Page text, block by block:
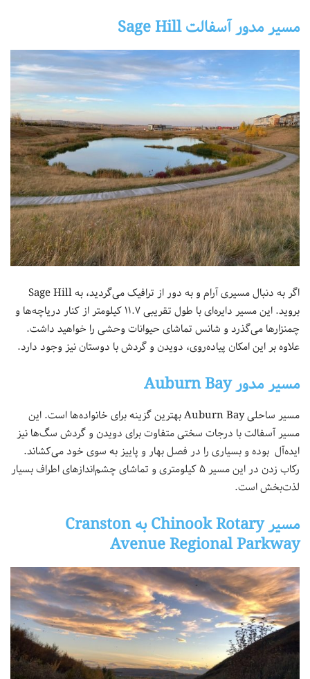
مسیر مدور آسفالت Sage Hill
اگر به دنبال مسیری آرام و به دور از ترافیک می‌گردید، به Sage Hill
بروید. این مسیر دایره‌ای با طول تقریبی ۱۱.۷ کیلومتر از کنار دریاچه‌ها و
چمنزارها می‌گذرد و شانس تماشای حیوانات وحشی را خواهید داشت.
علاوه بر این امکان پیاده‌روی، دویدن و گردش با دوستان نیز وجود دارد.
مسیر مدور Auburn Bay
مسیر ساحلی Auburn Bay بهترین گزینه برای خانواده‌ها است. این
مسیر آسفالت با درجات سختی متفاوت برای دویدن و گردش سگ‌ها نیز
ایده‌آل بوده و بسیاری را در فصل بهار و پاییز به سوی خود می‌کشاند.
رکاب زدن در این مسیر ۵ کیلومتری و تماشای چشم‌اندازهای اطراف بسیار
لذت‌بخش است.
مسیر Chinook Rotary به Cranston
Avenue Regional Parkway